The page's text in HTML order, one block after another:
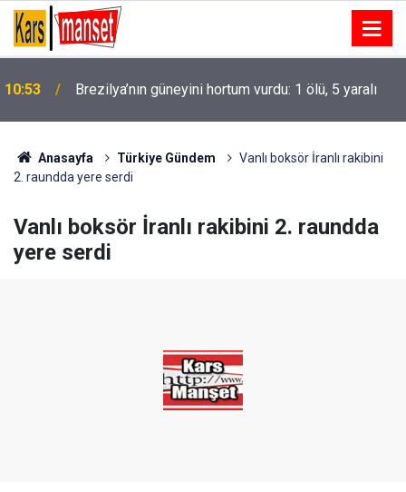
10:53 Brezilya’nın güneyini hortum vurdu: 1 ölü, 5 yaralı
10:48
arasında kültürel miras ve turizm iş birliği
görüşmesi
Anasayfa Türkiye Gündem
Vanlı boksör İranlı rakibini
2. raundda yere serdi
Vanlı boksör İranlı rakibini 2. raundda
yere serdi